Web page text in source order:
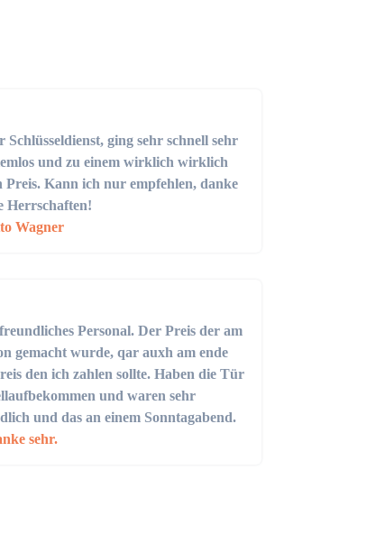
Schlüsseldienst, ging sehr schnell sehr
und zu einem wirklich wirklich
Preis. Kann ich nur empfehlen, danke
Herrschaften!
Wagner
Personal. Der Preis der am
gemacht wurde, qar auxh am ende
den ich zahlen sollte. Haben die Tür
und waren sehr
und das an einem Sonntagabend.
sehr.